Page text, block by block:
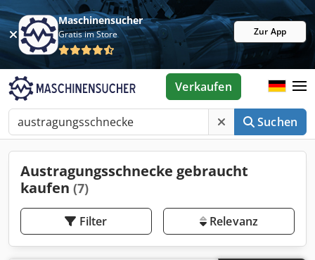
Maschinensucher
Gratis im Store Zur App
Suchen
Verkaufen
Austragungsschnecke gebraucht
kaufen (7)
Filter Relevanz